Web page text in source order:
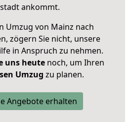
ankommt.
Umzug von Mainz nach
zögern Sie nicht, unsere
in Anspruch zu nehmen.
uns heutenoch, um Ihren
Umzug zu planen.
Angebote erhalten